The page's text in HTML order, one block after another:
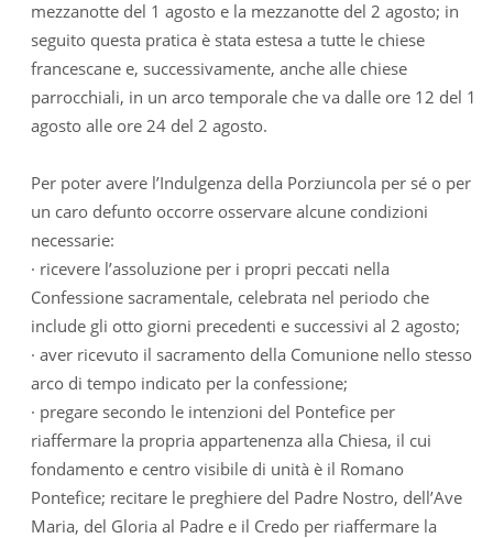
mezzanotte del 1 agosto e la mezzanotte del 2 agosto; in
seguito questa pratica è stata estesa a tutte le chiese
francescane e, successivamente, anche alle chiese
parrocchiali, in un arco temporale che va dalle ore 12 del 1
agosto alle ore 24 del 2 agosto.
Per poter avere l’Indulgenza della Porziuncola per sé o per
un caro defunto occorre osservare alcune condizioni
necessarie:
· ricevere l’assoluzione per i propri peccati nella
Confessione sacramentale, celebrata nel periodo che
include gli otto giorni precedenti e successivi al 2 agosto;
· aver ricevuto il sacramento della Comunione nello stesso
arco di tempo indicato per la confessione;
· pregare secondo le intenzioni del Pontefice per
riaffermare la propria appartenenza alla Chiesa, il cui
fondamento e centro visibile di unità è il Romano
Pontefice; recitare le preghiere del Padre Nostro, dell’Ave
Maria, del Gloria al Padre e il Credo per riaffermare la